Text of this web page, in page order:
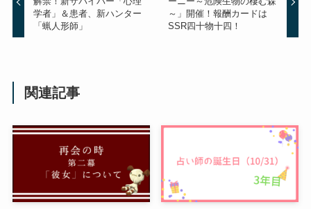
学者」＆患者、新ハンター
「蝋人形師」
～」開催！報酬カードは
SSR四十物十四！
関連記事